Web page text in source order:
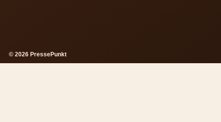
© 2026 PressePunkt